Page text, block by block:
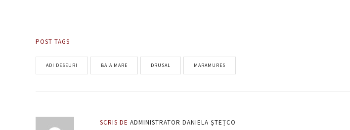
POST TAGS
ADI DESEURI BAIA MARE DRUSAL MARAMURES
SCRIS DE ADMINISTRATOR DANIELA ȘTEȚCO